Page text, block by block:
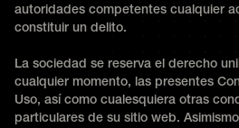
autoridades competentes cualquier
constituir un delito.
La sociedad se reserva el derecho
cualquier momento, las presentes
Uso, así como cualesquiera otras
particulares de su sitio web.